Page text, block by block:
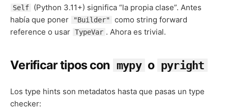
Self
(Python 3.11+) significa “la propia clase”. Antes
había que poner
"Builder"
como string forward
reference o usar TypeVar . Ahora es trivial.
Verificar tipos con mypy o pyright
Los type hints son metadatos hasta que pasas un type
checker: